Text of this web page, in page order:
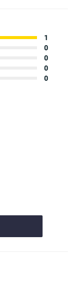
1
0
0
0
0